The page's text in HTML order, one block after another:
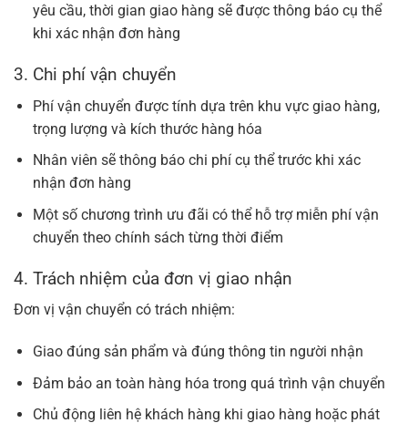
yêu cầu, thời gian giao hàng sẽ được thông báo cụ thể
khi xác nhận đơn hàng
3. Chi phí vận chuyển
Phí vận chuyển được tính dựa trên khu vực giao hàng,
trọng lượng và kích thước hàng hóa
Nhân viên sẽ thông báo chi phí cụ thể trước khi xác
nhận đơn hàng
Một số chương trình ưu đãi có thể hỗ trợ miễn phí vận
chuyển theo chính sách từng thời điểm
4. Trách nhiệm của đơn vị giao nhận
Đơn vị vận chuyển có trách nhiệm:
Giao đúng sản phẩm và đúng thông tin người nhận
Đảm bảo an toàn hàng hóa trong quá trình vận chuyển
Chủ động liên hệ khách hàng khi giao hàng hoặc phát